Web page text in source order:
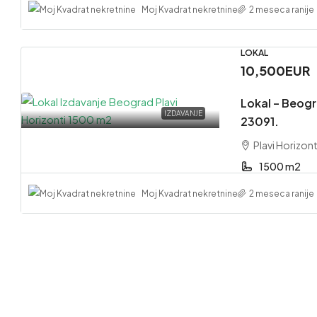
Moj Kvadrat nekretnine 2 meseca ranije
IZDAVANJE
LOKAL
10,500EUR
Lokal –
23091.
Plavi
1500 m2
Moj Kvadrat nekretnine 2 meseca ranije